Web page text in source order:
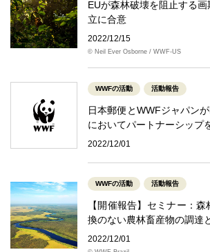
EUが森林破壊を阻止する
立に合意
2022/12/15
© Neil Ever Osborne / WWF-US
WWFの活動 活動報告
日本郵便とWWFジャパン
においてパートナーシップ
2022/12/01
WWFの活動 活動報告
【開催報告】セミナー：
換のない農林畜産物の調達
2022/12/01